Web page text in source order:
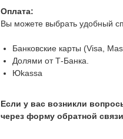
Оплата:
Вы можете выбрать удобный
Банковские карты (Visa,
Долями от Т-Банка.
Юkassa
Если у вас возникли
через форму обратной